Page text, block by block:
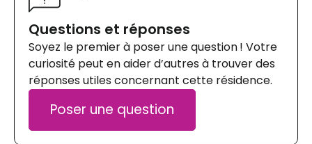
Questions et réponses
Soyez le premier à poser une question ! Votre
curiosité peut en aider d’autres à trouver des
réponses utiles concernant cette résidence.
Poser une question